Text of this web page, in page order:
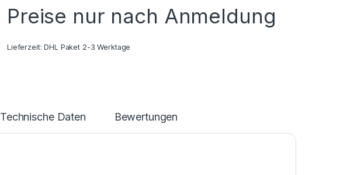
Preise nur nach Anmeldung
Lieferzeit:DHL Paket 2-3 Werktage
Technische Daten Bewertungen